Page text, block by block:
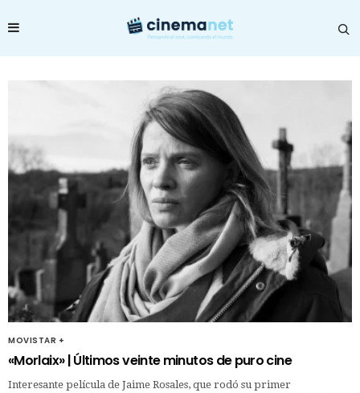
MOVISTAR +
«Morlaix» | Últimos veinte minutos de puro cine
Interesante película de Jaime Rosales, que rodó su primer